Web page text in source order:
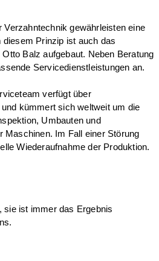
gewährleisten eine
Prinzip ist auch das
Balz aufgebaut. Neben Beratung
Servicedienstleistungen an.
verfügt über
kümmert sich weltweit um die
Umbauten und
Maschinen. Im Fall einer Störung
Wiederaufnahme der Produktion.
sie ist immer das Ergebnis